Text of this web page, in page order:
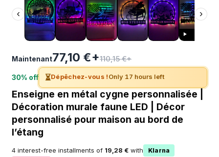
‹ ›
Maintenant77,10 €+110,15 €+
30% off ⏳Dépêchez-vous !Only 17 hours left
Enseigne en métal cygne personnalisée |
Décoration murale faune LED | Décor
personnalisé pour maison au bord de
l’étang
4 interest-free installments of 19,28 € with
Klarna